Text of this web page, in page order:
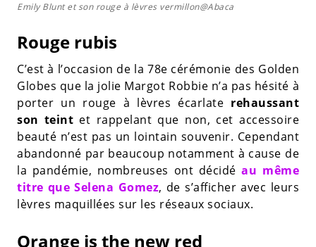
Emily Blunt et son rouge à lèvres vermillon@Abaca
Rouge rubis
C’est à l’occasion de la 78e cérémonie des Golden
Globes que la jolie Margot Robbie n’a pas hésité à
porter un rouge à lèvres écarlate rehaussant
son teint et rappelant que non, cet accessoire
beauté n’est pas un lointain souvenir. Cependant
abandonné par beaucoup notamment à cause de
la pandémie, nombreuses ont décidéau même
titre que Selena Gomez, de s’afficher avec leurs
lèvres maquillées sur les réseaux sociaux.
Orange is the new red